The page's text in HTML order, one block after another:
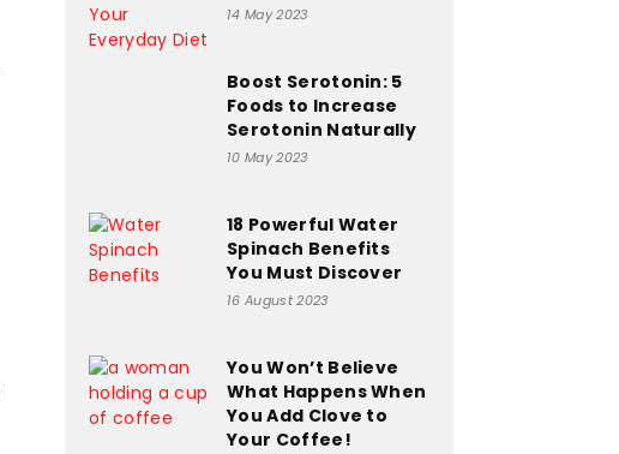
14 May 2023
Boost Serotonin: 5
Foods to Increase
Serotonin Naturally
10 May 2023
18 Powerful Water
Spinach Benefits
You Must Discover
16 August 2023
You Won’t Believe
What Happens When
You Add Clove to
Your Coffee!